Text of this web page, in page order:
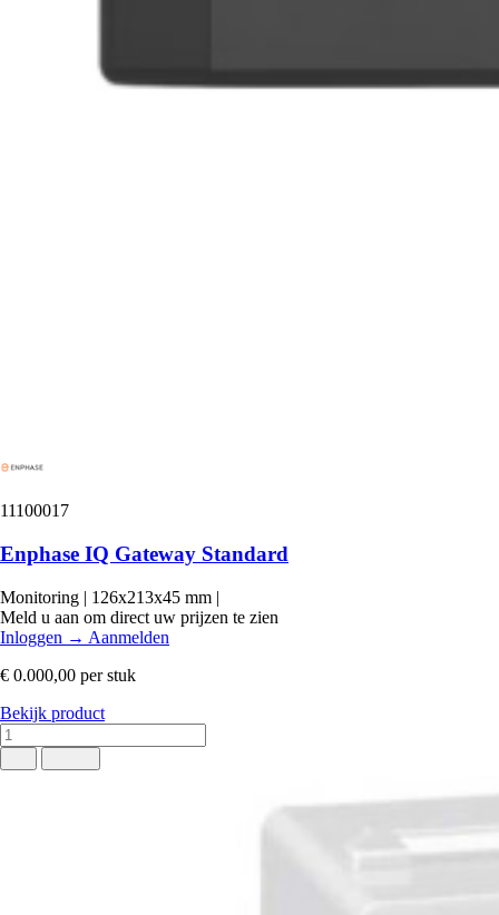
11100017
Enphase IQ Gateway Standard
Monitoring | 126x213x45 mm |
Meld u aan om direct uw prijzen te zien
Inloggen → Aanmelden
€ 0.000,00 per stuk
Bekijk product